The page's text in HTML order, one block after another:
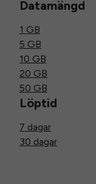
Datamängd
1 GB
5 GB
10 GB
20 GB
50 GB
Löptid
7 dagar
30 dagar